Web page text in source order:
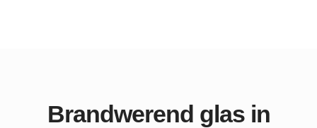
Brandwerend glas in